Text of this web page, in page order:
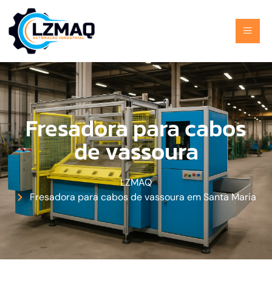
Fresadora para cabos
de vassoura
LZMAQ
Fresadora para cabos de vassoura em Santa Maria